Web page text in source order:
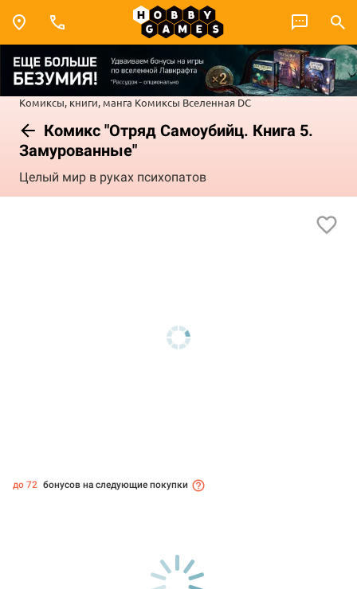
Комиксы, книги, манга Комиксы Вселенная DC
Комикс "Отряд Самоубийц. Книга 5.
Замурованные"
Целый мир в руках психопатов
до 72 бонусов на следующие покупки